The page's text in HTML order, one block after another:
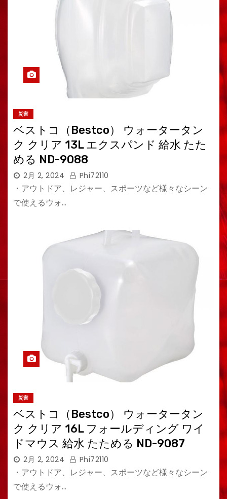
災害
ベストコ（Bestco） ウォータータン
ク クリア 13L エクスパンド 給水 たた
める ND-9088
2月 2, 2024 Phi72110
・アウトドア、レジャー、スポーツなど様々なシーン
で使えるウォ…
災害
ベストコ（Bestco） ウォータータン
ク クリア 16L フォールディング ワイ
ドマウス 給水 たためる ND-9087
2月 2, 2024 Phi72110
・アウトドア、レジャー、スポーツなど様々なシーン
で使えるウォ…